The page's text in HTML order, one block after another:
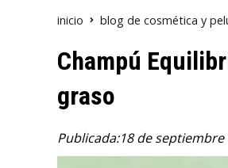
inicio blog de cosmética y
Champú
graso
Publicada:18 de septiembre